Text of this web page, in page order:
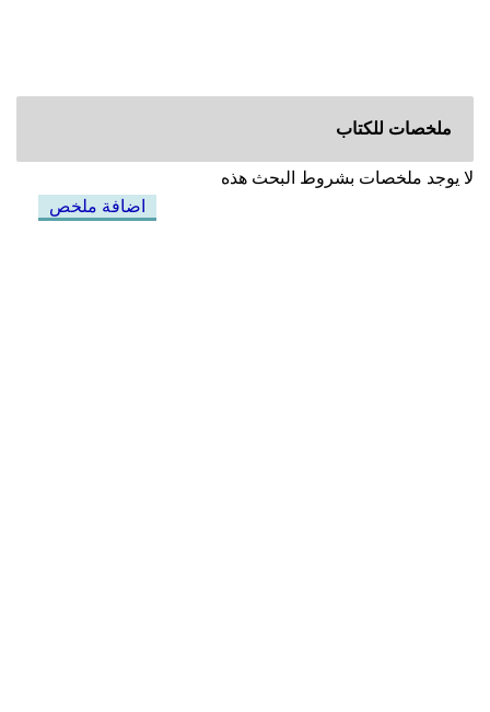
ملخصات للكتاب
لا يوجد ملخصات بشروط البحث هذه
اضافة ملخص